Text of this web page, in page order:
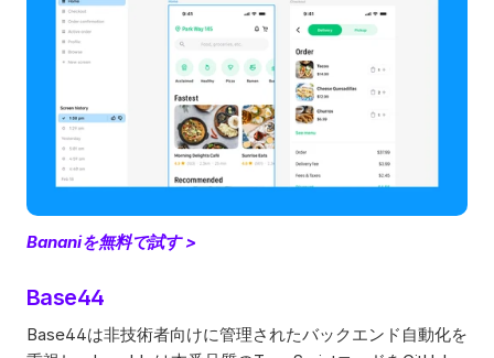
Bananiを無料で試す >
Base44
Base44は非技術者向けに管理されたバックエンド自動化を